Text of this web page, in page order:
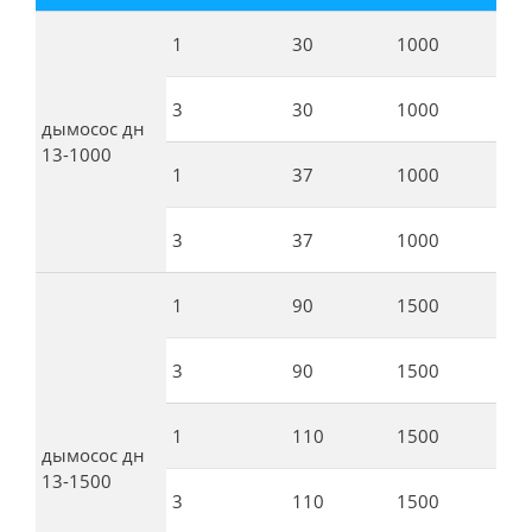
дымосос дн
13-1000
1 30 1000
3 30 1000
1 37 1000
3 37 1000
дымосос дн
13-1500
1 90 1500
3 90 1500
1 110 1500
3 110 1500